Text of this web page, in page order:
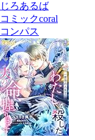
じろあるば
コミックcoral
コンパス